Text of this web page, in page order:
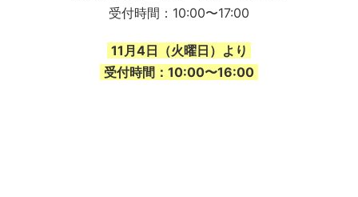
受付時間：10:00〜17:00
11月4日（火曜日）より
受付時間：10:00〜16:00